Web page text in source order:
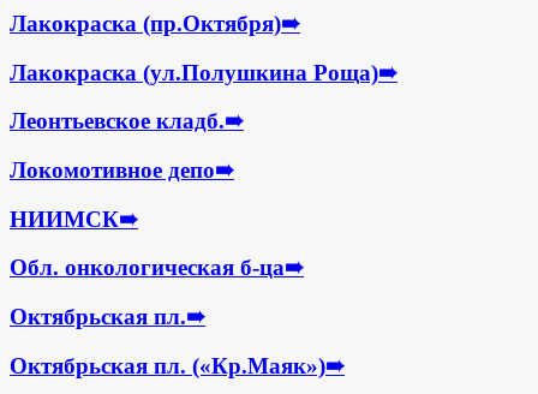
Лакокраска (пр.Октября)➠
Лакокраска (ул.Полушкина Роща)➠
Леонтьевское кладб.➠
Локомотивное депо➠
НИИМСК➠
Обл. онкологическая б-ца➠
Октябрьская пл.➠
Октябрьская пл. («Кр.Маяк»)➠